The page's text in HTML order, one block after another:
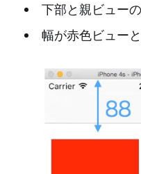
下部と親ビュー
幅が赤色ビュー